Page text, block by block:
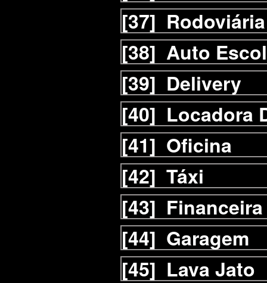
[37] Rodoviária
[38] Auto
[39] Delivery
[40] Locadora
[41] Oficina
[42] Táxi
[43] Financeira
[44] Garagem
[45] Lava Jato